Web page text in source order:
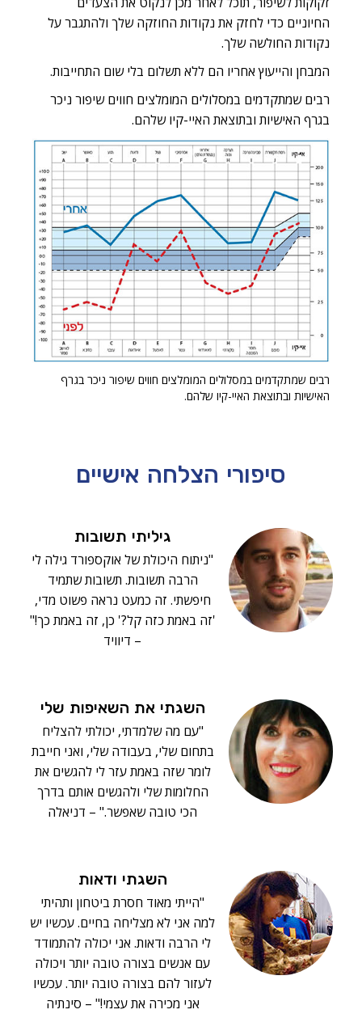
החיוניים כדי לחזק את נקודות החוזקה שלך ולהתגבר על
נקודות החולשה שלך.
המבחן והייעוץ אחריו הם ללא תשלום בלי שום התחייבות.
רבים שמתקדמים במסלולים המומלצים חווים שיפור ניכר
בגרף האישיות ובתוצאת האיי-קיו שלהם.
רבים שמתקדמים במסלולים המומלצים חווים שיפור ניכר בגרף
האישיות ובתוצאת האיי-קיו שלהם.
סיפורי הצלחה אישיים
גיליתי תשובות
"ניתוח היכולת של אוקספורד גילה לי
הרבה תשובות. תשובות שתמיד
חיפשתי. זה כמעט נראה פשוט מדי,
'זה באמת כזה קל?' כן, זה באמת כך!"
– דיוויד
השגתי את השאיפות שלי
"עם מה שלמדתי, יכולתי להצליח
בתחום שלי, בעבודה שלי, ואני חייבת
לומר שזה באמת עזר לי להגשים את
החלומות שלי ולהגשים אותם בדרך
הכי טובה שאפשר." – דניאלה
השגתי ודאות
"הייתי מאוד חסרת ביטחון ותהיתי
למה אני לא מצליחה בחיים. עכשיו יש
לי הרבה ודאות. אני יכולה להתמודד
עם אנשים בצורה טובה יותר ויכולה
לעזור להם בצורה טובה יותר. עכשיו
אני מכירה את עצמי!" – סינתיה